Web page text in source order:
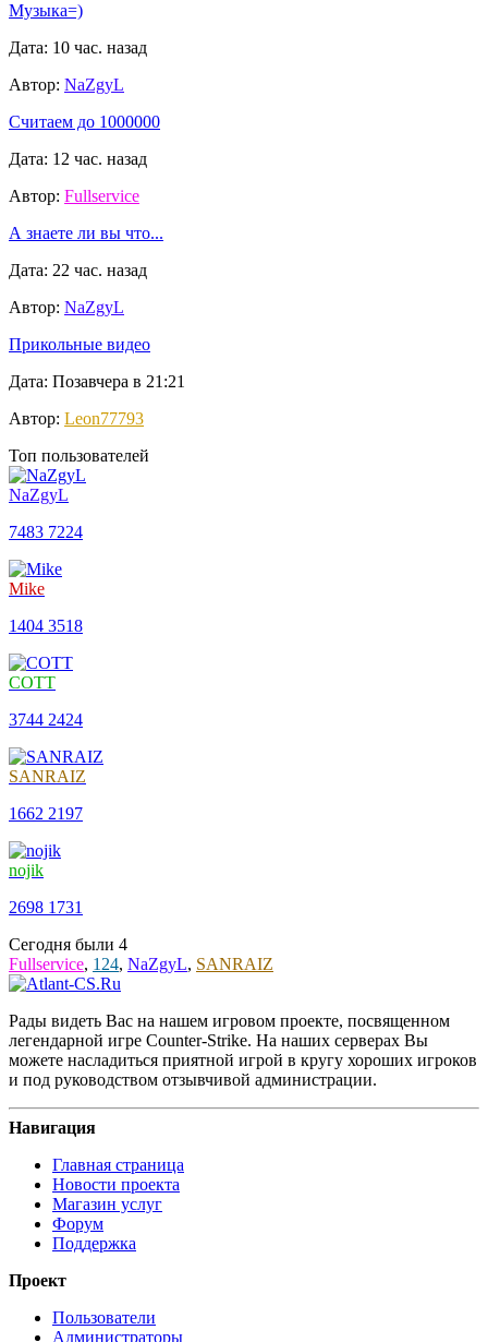
Музыка=)
Дата: 10 час. назад
Автор: NaZgyL
Считаем до 1000000
Дата: 12 час. назад
Автор: Fullservice
А знаете ли вы что...
Дата: 22 час. назад
Автор: NaZgyL
Прикольные видео
Дата: Позавчера в 21:21
Автор: Leon77793
Топ пользователей
NaZgyL
7483 7224
Mike
1404 3518
COTT
3744 2424
SANRAIZ
1662 2197
nojik
2698 1731
Сегодня были 4
Fullservice, 124, NaZgyL, SANRAIZ
Рады видеть Вас на нашем игровом проекте, посвященном
легендарной игре Counter-Strike. На наших серверах Вы
можете насладиться приятной игрой в кругу хороших игроков
и под руководством отзывчивой администрации.
Навигация
Главная страница
Новости проекта
Магазин услуг
Форум
Поддержка
Проект
Пользователи
Администраторы